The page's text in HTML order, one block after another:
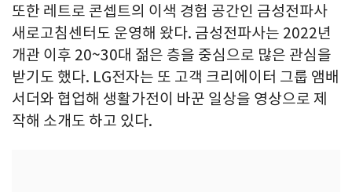
또한 레트로 콘셉트의 이색 경험 공간인 금성전파사
새로고침센터도 운영해 왔다. 금성전파사는 2022년
개관 이후 20~30대 젊은 층을 중심으로 많은 관심을
받기도 했다. LG전자는 또 고객 크리에이터 그룹 앰배
서더와 협업해 생활가전이 바꾼 일상을 영상으로 제
작해 소개도 하고 있다.